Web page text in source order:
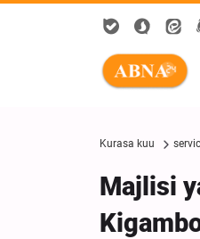
Kurasa kuu
Majlisi